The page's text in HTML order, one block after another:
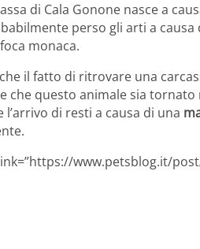
di Cala Gonone nasce a
perso gli arti a
monaca.
il fatto di ritrovare una
che questo animale sia tornato
di resti a causa di una
www.petsblog.it/